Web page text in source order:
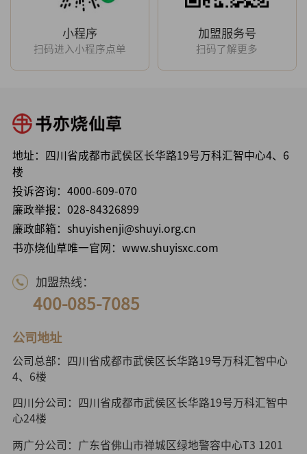
小程序
扫码进入小程序点单
加盟服务号
扫码了解更多
地址：四川省成都市武侯区长华路19号万科汇智中心4、6
楼
投诉咨询： 4000-609-070
廉政举报： 028-84326899
廉政邮箱：shuyishenji@shuyi.org.cn
书亦烧仙草唯一官网：www.shuyisxc.com
加盟热线：
400-085-7085
公司地址
公司总部：四川省成都市武侯区长华路19号万科汇智中心
4、6楼
四川分公司：四川省成都市武侯区长华路19号万科汇智中
心24楼
两广分公司：广东省佛山市禅城区绿地警容中心T3 1201